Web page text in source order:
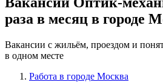
раза в месяц в городе
Вакансии с жильём, проездом и
в одном месте
Работа в городе Москва